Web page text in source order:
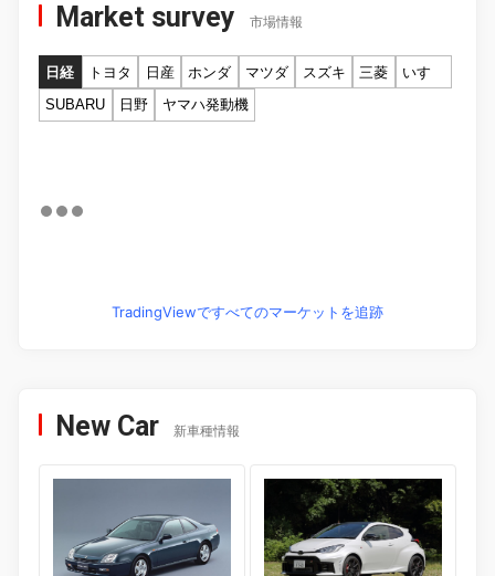
Market survey 市場情報
日経 トヨタ 日産 ホンダ マツダ スズキ 三菱
いすゞ
SUBARU
日野 ヤマハ発動機
TradingViewですべてのマーケットを追跡
New Car 新車種情報